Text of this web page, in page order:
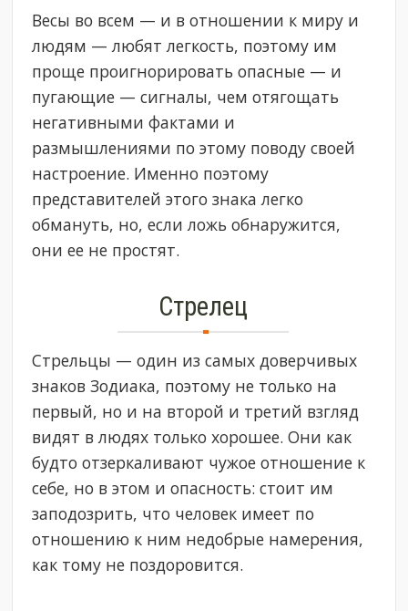
Весы во всем — и в отношении к миру и
людям — любят легкость, поэтому им
проще проигнорировать опасные — и
пугающие — сигналы, чем отягощать
негативными фактами и
размышлениями по этому поводу своей
настроение. Именно поэтому
представителей этого знака легко
обмануть, но, если ложь обнаружится,
они ее не простят.
Стрелец
Стрельцы — один из самых доверчивых
знаков Зодиака, поэтому не только на
первый, но и на второй и третий взгляд
видят в людях только хорошее. Они как
будто отзеркаливают чужое отношение к
себе, но в этом и опасность: стоит им
заподозрить, что человек имеет по
отношению к ним недобрые намерения,
как тому не поздоровится.